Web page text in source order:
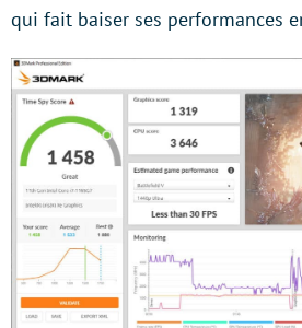
qui fait baiser ses performances